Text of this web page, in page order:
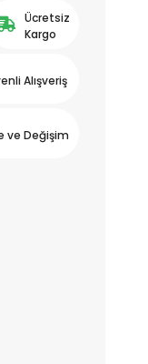
Ücretsiz
Kargo
Alışveriş
ve Değişim